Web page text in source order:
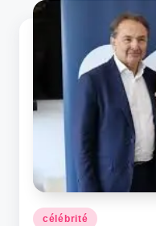
Posted
célébrité